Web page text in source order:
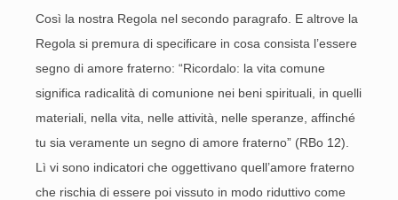
Così la nostra Regola nel secondo paragrafo. E altrove la
Regola si premura di specificare in cosa consista l’essere
segno di amore fraterno: “Ricordalo: la vita comune
significa radicalità di comunione nei beni spirituali, in quelli
materiali, nella vita, nelle attività, nelle speranze, affinché
tu sia veramente un segno di amore fraterno” (RBo 12).
Lì vi sono indicatori che oggettivano quell’amore fraterno
che rischia di essere poi vissuto in modo riduttivo come